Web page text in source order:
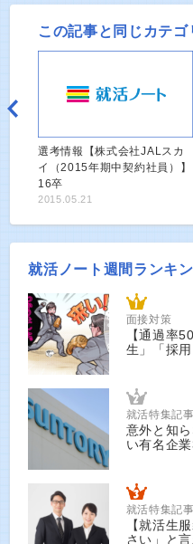
この記事と同じカテゴ
選考情報【株式会社JALスカ
イ（2015年期中契約社員）】
16卒
2015.05.21
就活ノート週間ランキ
面接対策
【通過率
生」「採用
就活特集記事
意外と知
い有名企業
就活特集記事
【就活生
さい」と